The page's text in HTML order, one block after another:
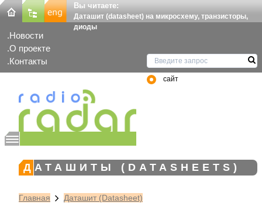
Вы читаете:
Даташит (datasheet) на микросхему, транзисторы,
диоды
Новости
О проекте
Контакты
сайт
ДАТАШИТЫ (DATASHEETS)
Главная Даташит (Datasheet)